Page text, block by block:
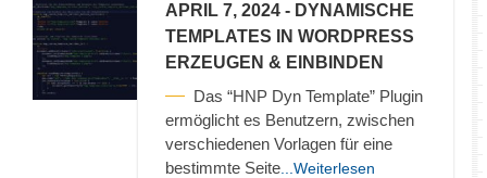
APRIL 7, 2024 - DYNAMISCHE
TEMPLATES IN WORDPRESS
ERZEUGEN & EINBINDEN
Das “HNP Dyn Template” Plugin
ermöglicht es Benutzern, zwischen
verschiedenen Vorlagen für eine
bestimmte Seite ...Weiterlesen